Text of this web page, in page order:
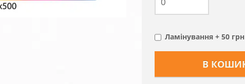
Ламінування + 50 грн